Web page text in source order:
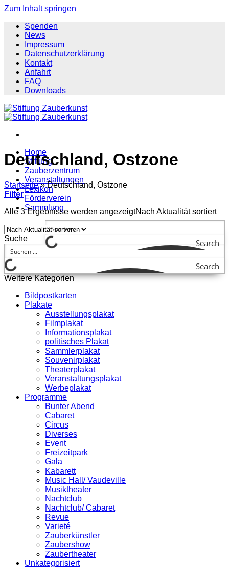
Zum Inhalt springen
Spenden
News
Impressum
Datenschutzerklärung
Kontakt
Anfahrt
FAQ
Downloads
Home
Stiftung
Zauberzentrum
Veranstaltungen
Lexikon
Förderverein
Sammlung
Search
Deutschland, Ostzone
Startseite » Deutschland, Ostzone
Filter
Alle 3 Ergebnisse werden angezeigtNach Aktualität sortiert
Suche
Search
Weitere Kategorien
Bildpostkarten
Plakate
Ausstellungsplakat
Filmplakat
Informationsplakat
politisches Plakat
Sammlerplakat
Souvenirplakat
Theaterplakat
Veranstaltungsplakat
Werbeplakat
Programme
Bunter Abend
Cabaret
Circus
Diverses
Event
Freizeitpark
Gala
Kabarett
Music Hall/ Vaudeville
Musiktheater
Nachtclub
Nachtclub/ Cabaret
Revue
Varieté
Zauberkünstler
Zaubershow
Zaubertheater
Unkategorisiert